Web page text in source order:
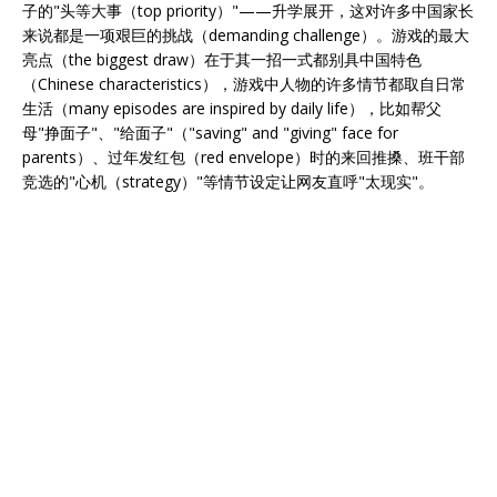
子的"头等大事（top priority）"——升学展开，这对许多中国家长
来说都是一项艰巨的挑战（demanding challenge）。游戏的最大
亮点（the biggest draw）在于其一招一式都别具中国特色
（Chinese characteristics），游戏中人物的许多情节都取自日常
生活（many episodes are inspired by daily life），比如帮父
母"挣面子"、"给面子"（"saving" and "giving" face for
parents）、过年发红包（red envelope）时的来回推搡、班干部
竞选的"心机（strategy）"等情节设定让网友直呼"太现实"。